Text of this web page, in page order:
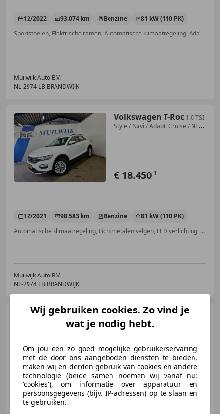
12/2022 93.074 km Benzine
81 kW (110 PK)
Sportstoelen, Elektrische ramen, Automatische klimaatregeling, Adaptieve Cruise Control, LED verlichting, Digitale radio-ontvangst, Airbag bestuurder, Dodehoekdetectie
Muilwijk Auto B.V.
NL-2974 LB BRANDWIJK
Volkswagen T-Roc 1.0 TSI
Style / Navi / Adapt. Cruise / NL
€ 18.450 1
12/2021 98.583 km Benzine
81 kW (110 PK)
Automatische klimaatregeling, Lichtmetalen velgen, LED verlichting, Adaptieve Cruise Control, Niet-rokers auto, Binnenspiegel automatisch dimmend, Regensensor, Met onderhoudshistorie
Muilwijk Auto B.V.
NL-2974 LB BRANDWIJK
BMW X1sDrive20i Business
Edition / Camera / Memory / Hea
€ 27.950 1
Wij gebruiken cookies. Zo vind je
wat je nodig hebt.
Om jou een zo goed mogelijke gebruikerservaring
met de door ons aangeboden diensten te bieden,
maken wij en derden gebruik van cookies en andere
technologie (beide samen noemen wij vanaf nu:
'cookies'), om informatie over apparatuur en
persoonsgegevens (bijv. IP-adressen) op te slaan en
te gebruiken.